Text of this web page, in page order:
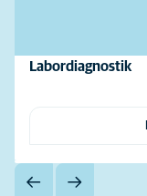
Labordiagnostik